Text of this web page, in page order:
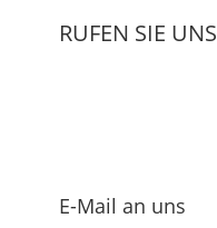
RUFEN SIE UNS
E-Mail an uns